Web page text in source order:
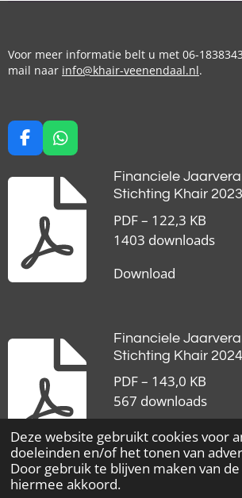
Deze website gebruikt cookies voor
doeleinden en/of het tonen van
Door gebruik te blijven maken van
hiermee akkoord.
Voor meer informatie belt u met 06-
mail naar info@khair-veenendaal.nl.
F
a
c
k
W
h
a
s
p
Financiele
Stichting Khair
PDF – 122,3 KB
1403 downloads
Download
Financiele
Stichting Khair
PDF – 143,0 KB
567 downloads
Download
© 2023 - 2026 Khair